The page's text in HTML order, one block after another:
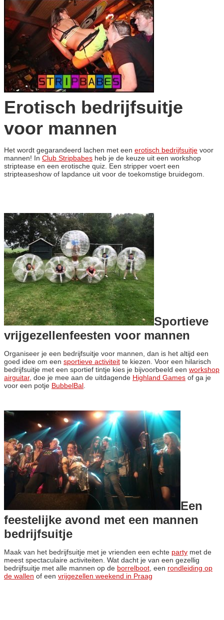
Erotisch bedrijfsuitje
voor mannen
Het wordt gegarandeerd lachen met een erotisch bedrijfsuitje voor
mannen! In Club Stripbabes heb je de keuze uit een workshop
striptease en een erotische quiz. Een stripper voert een
stripteaseshow of lapdance uit voor de toekomstige bruidegom.
Sportieve
vrijgezellenfeesten voor mannen
Organiseer je een bedrijfsuitje voor mannen, dan is het altijd een
goed idee om een sportieve activiteit te kiezen. Voor een hilarisch
bedrijfsuitje met een sportief tintje kies je bijvoorbeeld een workshop
airguitar, doe je mee aan de uitdagende Highland Games of ga je
voor een potje BubbelBal
Een
feestelijke avond met een mannen
bedrijfsuitje
Maak van het bedrijfsuitje met je vrienden een echte party met de
meest spectaculaire activiteiten. Wat dacht je van een gezellig
bedrijfsuitje met alle mannen op de borrelboot , een rondleiding op
de wallen of een vrijgezellen weekend in Praag